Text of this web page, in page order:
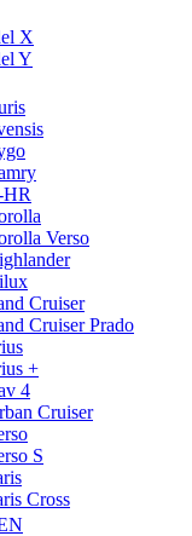
X
Y
Verso
Cruiser
Cruiser Prado
+
4
Cruiser
S
Cross